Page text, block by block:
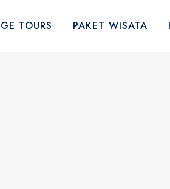
TOURS PAKET WISATA